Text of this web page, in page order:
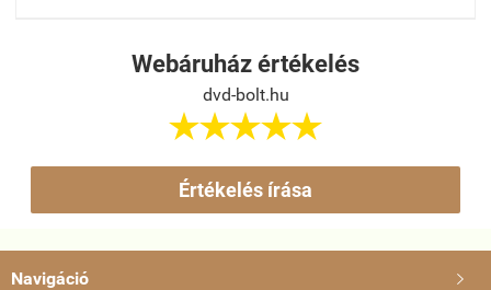
Webáruház értékelés
dvd-bolt.hu

Értékelés írása
Navigáció 